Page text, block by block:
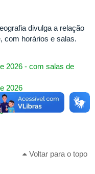
divulga a relação
com horários e salas.
2026 - com salas de
2026
Voltar para o topo